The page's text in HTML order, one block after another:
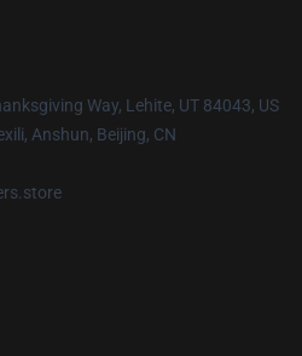
Way, Lehite, UT 84043, US
Anshun, Beijing, CN